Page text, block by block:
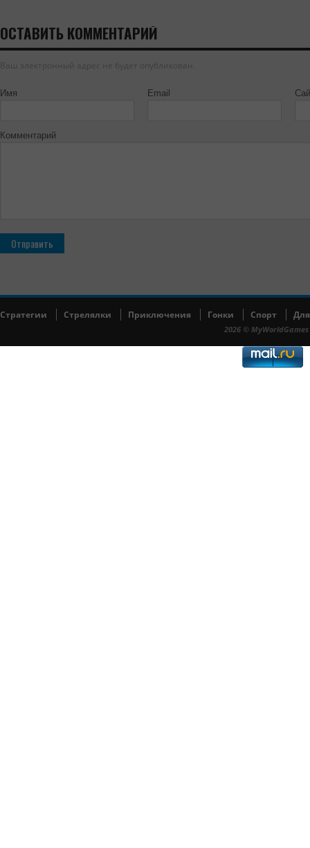
ОСТАВИТЬ КОММЕНТАРИЙ
Ваш электронный адрес не будет опубликован.
Имя Email
Комментарий
Cтратегии Cтрелялки Приключения Гонки Спорт
2026 ©